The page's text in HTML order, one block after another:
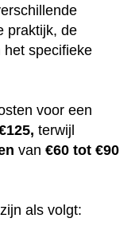
praktijk, de
het specifieke
voor een
terwijl
van €60 tot €90
zijn als volgt: